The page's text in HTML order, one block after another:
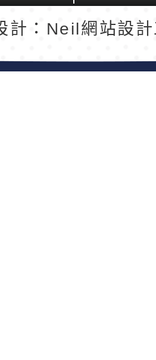
返回頂端
計：Neil網站設